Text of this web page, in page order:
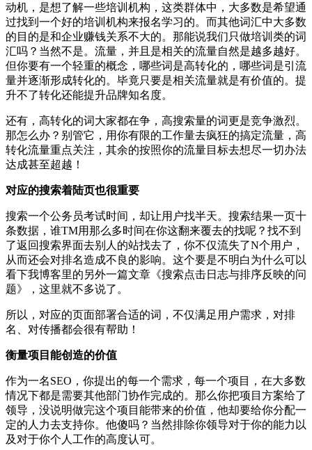
动机，是想了解一些培训机构，这类群体中，大多数是希望通
过找到一个好的培训机构来报名学习的。而其他词汇中大多数
的目的是和企业赚钱关系不大的。那能说我们只做培训类的词
汇吗？当然不是。流量，并且是相关的流量自然是越多越好。
但你要有一个轻重的概念，哪些词是高转化的，哪些词是引流
量并逐渐形成转化的。毕竟只要是相关流量就是有价值的。提
升不了转化还能提升品牌知名度。
还有，高转化的词大家都在争，高搜索量的词更是竞争激烈。
那怎么办？别管它，用你有限的工作量去疯狂的搞定流量，高
转化流量重点关注，其余的按照你的流量目标去想尽一切办法
达成甚至超越！
对应的搜索着陆页也很重要
搜索一个公务员考试时间，却让用户找半天。搜索结果一页十
条数据，谁TM用那么多时间在你这翻来覆去的找呢？找不到
了返回搜索界面去别人的站找去了，你不仅流失了N个用户，
从而还会对排名造成不良的影响。这个要是不明白为什么可以
看下我博客里的另外一篇文章《搜索点击日志与排序反映的问
题》，这里就不多说了。
所以，对应的页面部署合适的词，不仅满足用户需求，对排
名、对传播都会很有帮助！
衡量项目能创造的价值
作为一名SEO，你提出的每一个需求，每一个项目，在大多数
情况下都是需要其他部门协作完成的。那么你把项目方案给了
领导，没说明做完这个项目能带来的价值，他却要给你分配一
定的人力去支持你。他傻吗？当然排除你领导对于你的能力以
及对于你个人工作的高度认可。